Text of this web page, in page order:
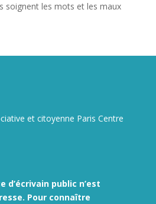
soignent les mots et les maux
et citoyenne Paris Centre
d’écrivain public n’est
Pour connaître